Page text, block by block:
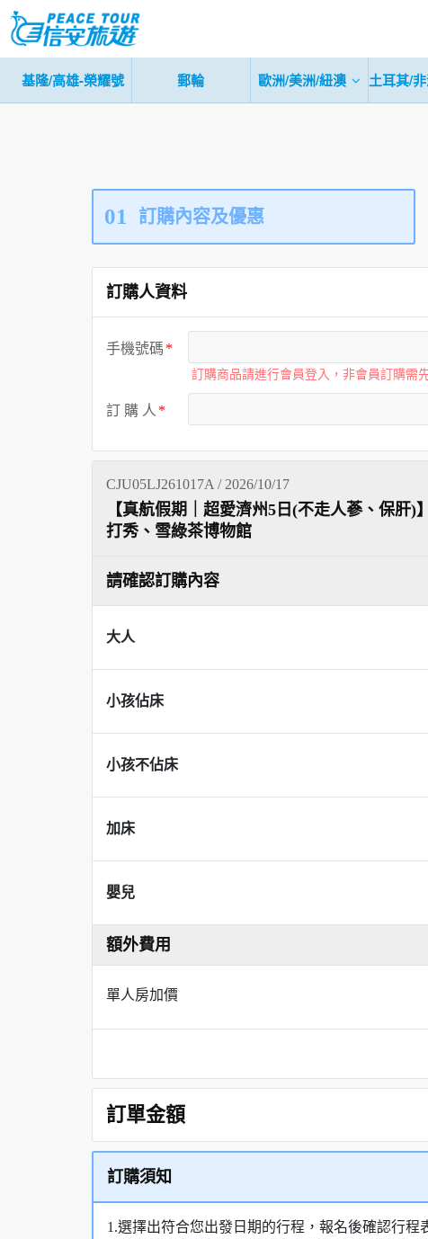
基隆/高雄-榮耀號 郵輪 歐洲/美洲/紐澳 土耳其/
01 訂購內容及優惠
訂購人資料
手機號碼
訂購商品請進行會員登入，非會員訂購需
訂 購 人
CJU05LJ261017A / 2026/10/17
【真航假期｜超愛濟州5⽇(不走人蔘、保肝
打秀、雪綠茶博物館
請確認訂購內容
大人
小孩佔床
小孩不佔床
加床
嬰兒
額外費用
單人房加價
訂單金額
訂購須知
1.選擇出符合您出發日期的行程，報名後確認行